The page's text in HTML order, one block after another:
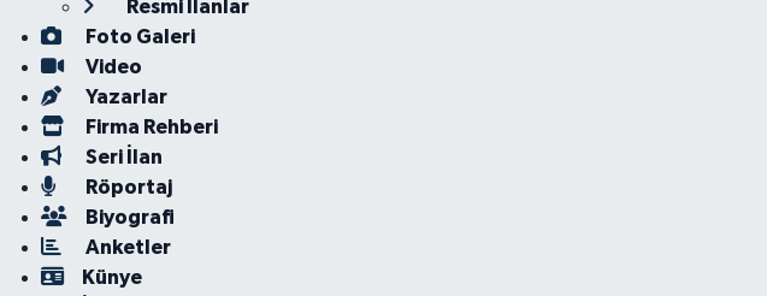
Resmi İlanlar
Foto Galeri
Video
Yazarlar
Firma Rehberi
Seri İlan
Röportaj
Biyografi
Anketler
Künye